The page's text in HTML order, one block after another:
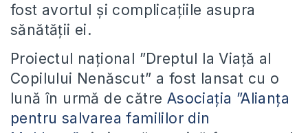
fost avortul și complicațiile asupra
sănătății ei.
Proiectul național ”Dreptul la Viață al
Copilului Nenăscut” a fost lansat cu o
lună în urmă de către Asociația ”Alianța
pentru salvarea famililor din